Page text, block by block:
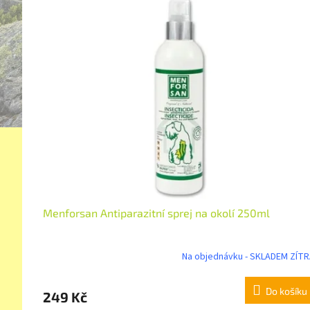
Menforsan Antiparazitní sprej na okolí 250ml
Na objednávku - SKLADEM
249 Kč Do košíku